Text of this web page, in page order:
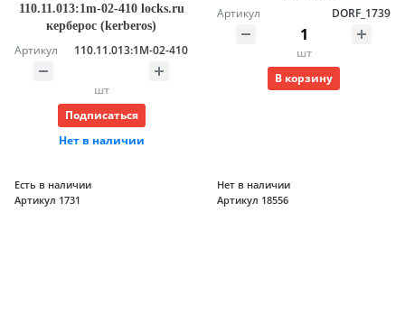
110.11.013:1m-02-410 locks.ru
керберос (kerberos)
Артикул 110.11.013:1M-02-410
шт
Подписаться
Нет в наличии
Артикул DORF_1739
шт
В корзину
Есть в наличии
Артикул 1731
Нет в наличии
Артикул 18556